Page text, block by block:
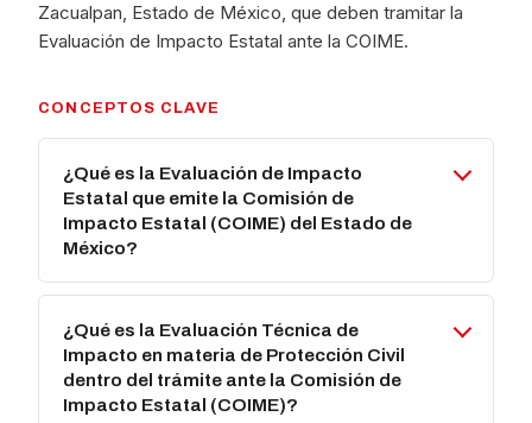
Zacualpan, Estado de México, que deben tramitar la
Evaluación de Impacto Estatal ante la COIME.
CONCEPTOS CLAVE
¿Qué es la Evaluación de Impacto
Estatal que emite la Comisión de
Impacto Estatal (COIME) del Estado de
México?
¿Qué es la Evaluación Técnica de
Impacto en materia de Protección Civil
dentro del trámite ante la Comisión de
Impacto Estatal (COIME)?